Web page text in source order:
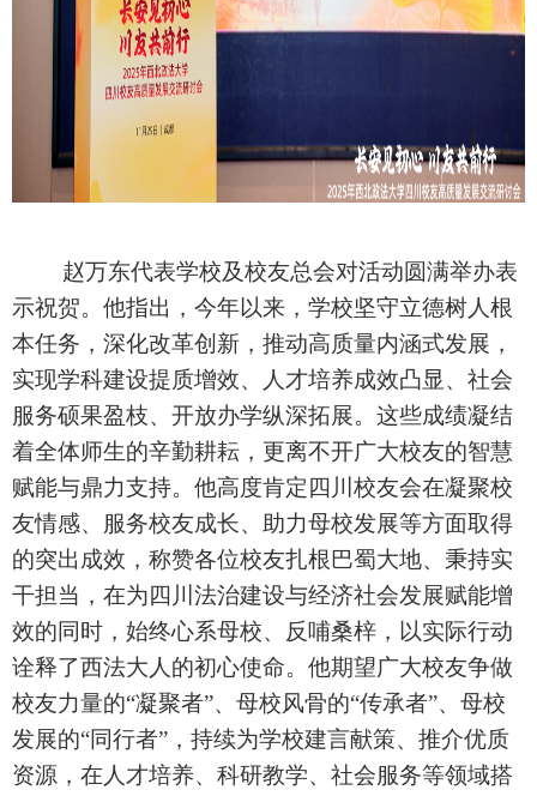
赵万东代表学校及校友总会对活动圆满举办表
示祝贺。他指出，今年以来，学校坚守立德树人根
本任务，深化改革创新，推动高质量内涵式发展，
实现学科建设提质增效、人才培养成效凸显、社会
服务硕果盈枝、开放办学纵深拓展。这些成绩凝结
着全体师生的辛勤耕耘，更离不开广大校友的智慧
赋能与鼎力支持。他高度肯定四川校友会在凝聚校
友情感、服务校友成长、助力母校发展等方面取得
的突出成效，称赞各位校友扎根巴蜀大地、秉持实
干担当，在为四川法治建设与经济社会发展赋能增
效的同时，始终心系母校、反哺桑梓，以实际行动
诠释了西法大人的初心使命。他期望广大校友争做
校友力量的“凝聚者”、母校风骨的“传承者”、母校
发展的“同行者”，持续为学校建言献策、推介优质
资源，在人才培养、科研教学、社会服务等领域搭